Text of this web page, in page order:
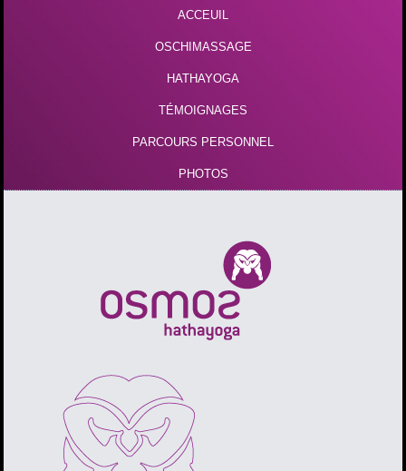
ACCEUIL
OSCHIMASSAGE
HATHAYOGA
TÉMOIGNAGES
PARCOURS PERSONNEL
PHOTOS